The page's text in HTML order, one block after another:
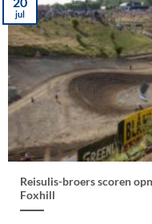
Reisulis-broers scoren
Foxhill
jul